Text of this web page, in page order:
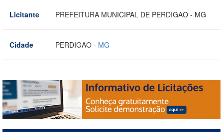
Licitante
PREFEITURA MUNICIPAL DE PERDIGAO - MG
Cidade PERDIGAO - MG